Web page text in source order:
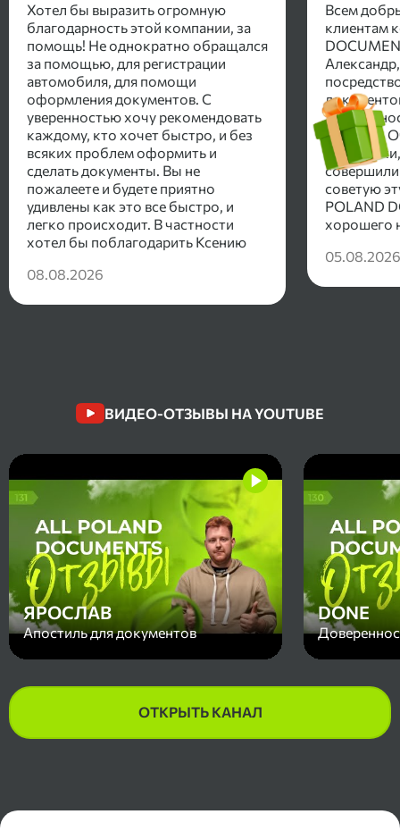
Хотел бы выразить огромную
благодарность этой компании, за
помощь! Не однократно обращался
за помощью, для регистрации
автомобиля, для помощи
оформления документов. С
уверенностью хочу рекомендовать
каждому, кто хочет быстро, и без
всяких проблем оформить и
сделать документы. Вы не
пожалеете и будете приятно
удивлены как это все быстро, и
легко происходит. В частности
хотел бы поблагодарить Ксению
оформления документов.
08.08.2026
Всем
клиентам
доволен.
советую
POLAND
хорошего
05.08.2026
ВИДЕО-ОТЗЫВЫ НА YOUTUBE
ЯРОСЛАВ
Апостиль для документов
DONE
ОТКРЫТЬ КАНАЛ
Контакты